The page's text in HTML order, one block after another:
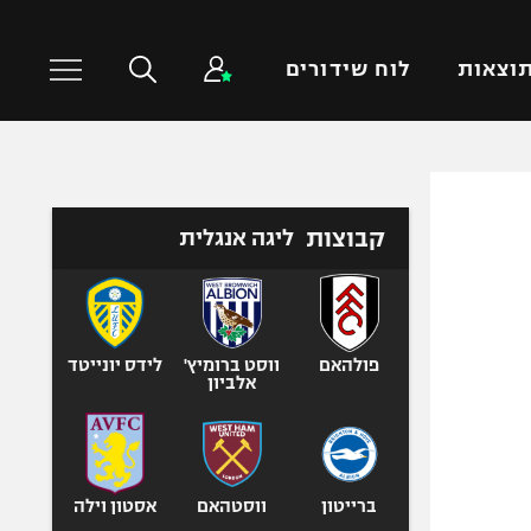
תוצאות לוח שידורים
טניס
כדוריד
כדורעף
שחייה
ג'ודו
אגרוף
ספורט אולימפי
קבוצות ליגה אנגלית
פולהאם
ווסט ברומיץ'
אלביון
לידס יונייטד
ברייטון ווסטהאם אסטון וילה